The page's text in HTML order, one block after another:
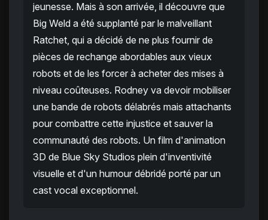
jeunesse. Mais à son arrivée, il découvre que
Big Weld a été supplanté par le malveillant
Ratchet, qui a décidé de ne plus fournir de
pièces de rechange abordables aux vieux
robots et de les forcer à acheter des mises à
niveau coûteuses. Rodney va devoir mobiliser
une bande de robots délabrés mais attachants
pour combattre cette injustice et sauver la
communauté des robots. Un film d'animation
3D de Blue Sky Studios plein d'inventivité
visuelle et d'un humour débridé porté par un
cast vocal exceptionnel.